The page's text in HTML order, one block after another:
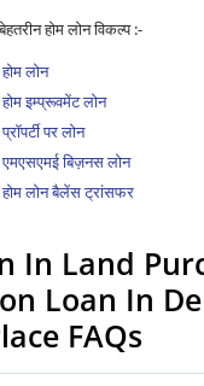
होम लोन विकल्प :-
लोन
इम्प्रूवमेंट लोन
पर लोन
एमएसएमई बिज़नस लोन
होम लोन बैलेंस ट्रांसफर
In Land
Loan In
FAQs